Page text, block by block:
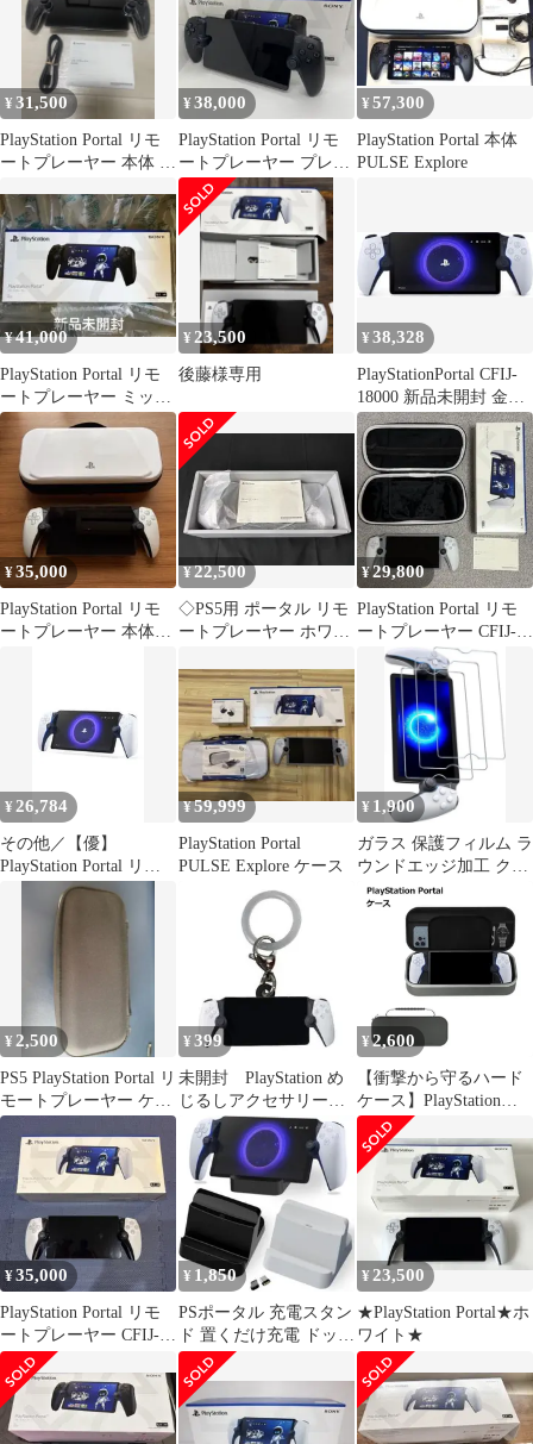
¥31,500
PlayStation Portal リモ
ートプレーヤー 本体 箱
¥38,000
PlayStation Portal リモ
ートプレーヤー プレス
テ5 ブラック
¥57,300
PlayStation Portal 本体
PULSE Explore
¥41,000
PlayStation Portal リモ
ートプレーヤー ミッド
ナイト ブラック
¥ 23,500
後藤様専用
¥38,328
PlayStationPortal CFIJ-
18000 新品未開封 金土
日祝休
¥35,000
PlayStation Portal リモ
ートプレーヤー 本体
¥22,500
◇PS5用 ポータル リモ
ートプレーヤー ホワイ
¥29,800
PlayStation Portal リモ
ートプレーヤー CFIJ-
18000
¥ 26,784
その他／【優】
PlayStation Portal リモ
ートプレーヤー
¥59,999
PlayStation Portal
PULSE Explore ケース
¥ 1,900
ガラス 保護フィルム ラ
ウンドエッジ加工 クリ
ア PSポータブル PS5
¥2,500
PS5 PlayStation Portal リ
モートプレーヤー ケー
スとカバー
¥ 399
未開封 PlayStation め
じるしアクセサリー
Portal
¥ 2,600
【衝撃から守るハード
ケース】PlayStation
Portal ケース ハードケ
ース PS ポータル リモ
ートプレーヤー 収納バ
ッグ 持ち運び 保護ケー
ス 傷防止 _d
¥35,000
PlayStation Portal リモ
ートプレーヤー CFIJ-
18000
¥ 1,850
PSポータル 充電スタン
ド 置くだけ充電 ドック
コネクタ保護 省スペー
ス
¥23,500
★PlayStation Portal★ホ
ワイト★